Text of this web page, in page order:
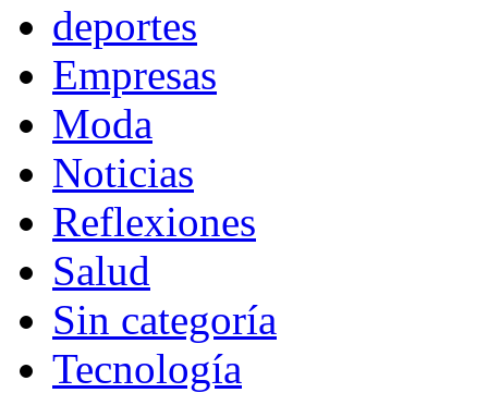
deportes
Empresas
Moda
Noticias
Reflexiones
Salud
Sin categoría
Tecnología